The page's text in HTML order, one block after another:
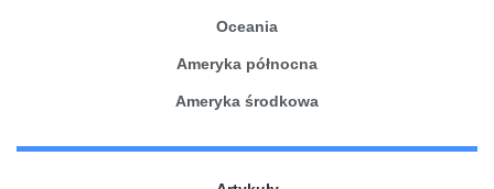
Oceania
Ameryka północna
Ameryka środkowa